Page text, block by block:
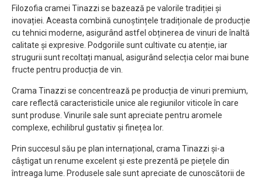
Filozofia cramei Tinazzi se bazează pe valorile tradiției și
inovației. Aceasta combină cunoștințele tradiționale de producție
cu tehnici moderne, asigurând astfel obținerea de vinuri de înaltă
calitate și expresive. Podgoriile sunt cultivate cu atenție, iar
strugurii sunt recoltați manual, asigurând selecția celor mai bune
fructe pentru producția de vin.
Crama Tinazzi se concentrează pe producția de vinuri premium,
care reflectă caracteristicile unice ale regiunilor viticole în care
sunt produse. Vinurile sale sunt apreciate pentru aromele
complexe, echilibrul gustativ și finețea lor.
Prin succesul său pe plan internațional, crama Tinazzi și-a
câștigat un renume excelent și este prezentă pe piețele din
întreaga lume. Produsele sale sunt apreciate de cunoscătorii de